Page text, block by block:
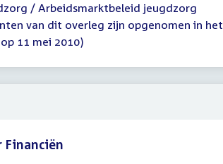
/ Arbeidsmarktbeleid jeugdzorg
van dit overleg zijn opgenomen in het
11 mei 2010)
Financiën